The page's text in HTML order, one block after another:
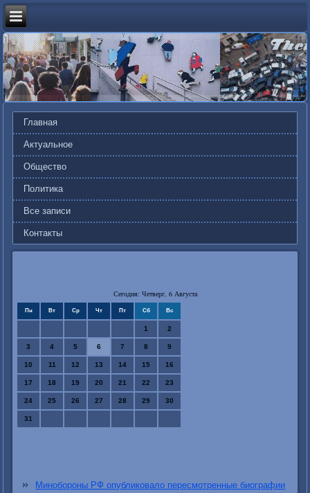
Главная
Актуальное
Общество
Политика
Все записи
Контакты
Сегодня: Четверг, 6 Августа
Пн Вт Ср Чт Пт Сб Вс
1 2
3 4 5 6 7 8 9
10 11 12 13 14 15 16
17 18 19 20 21 22 23
24 25 26 27 28 29 30
31
Минобороны РФ опубликовало пересмотренные биографии